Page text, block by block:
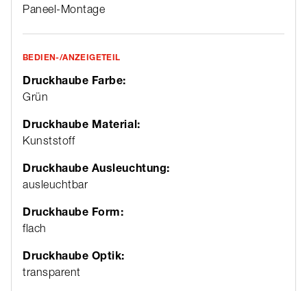
Paneel-Montage
BEDIEN-/ANZEIGETEIL
Druckhaube Farbe:
Grün
Druckhaube Material:
Kunststoff
Druckhaube Ausleuchtung:
ausleuchtbar
Druckhaube Form:
flach
Druckhaube Optik:
transparent